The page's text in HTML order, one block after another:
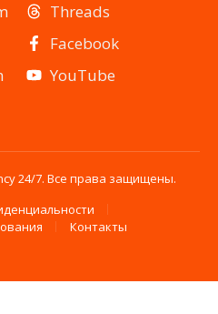
Threads
Facebook
YouTube
24/7. Все права защищены.
Контакты